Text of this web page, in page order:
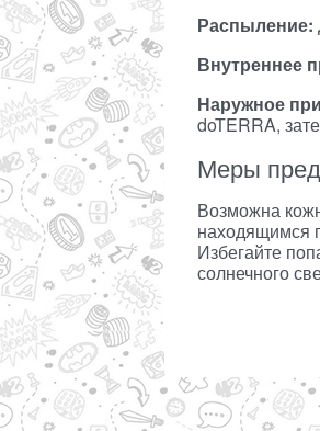
Распыление:
Внутреннее
Наружное
doTERRA,
Меры
Возможна
находящимся
Избегайте
солнечного